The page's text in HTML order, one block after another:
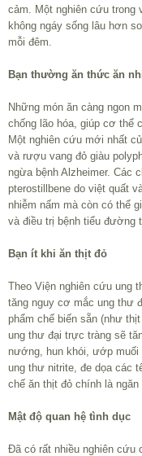
cảm. Một nghiên cứu trong
không ngáy sống lâu hơn
mỗi đêm.
Bạn thường ăn thức ăn
Những món ăn càng ngon
chống lão hóa, giúp cơ thể
Một nghiên cứu mới nhất
và rượu vang đỏ giàu
ngừa bệnh Alzheimer. Các
pterostillbene do việt quất
nhiễm nấm mà còn có thể
và điều trị bệnh tiểu đường
Bạn ít khi ăn thịt đỏ
Theo Viện nghiên cứu ung
tăng nguy cơ mắc ung thư
phẩm chế biến sẵn (như
ung thư đại trực tràng sẽ
nướng, hun khói, ướp muối
ung thư nitrite, đe dọa các
chế ăn thịt đỏ chính là
Mật độ quan hệ tình dục
Đã có rất nhiều nghiên cứu